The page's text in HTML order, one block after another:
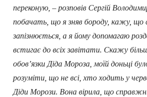
переконую, – розповів Сергій
побачать, що я зняв бороду, кажу, що
запізнюється, а я йому допомагаю
встигає до всіх завітати. Скажу
обов’язки Діда Мороза, моїй доньці
розуміти, що не всі, хто ходить у
Діди Морози. Вона вірила, що